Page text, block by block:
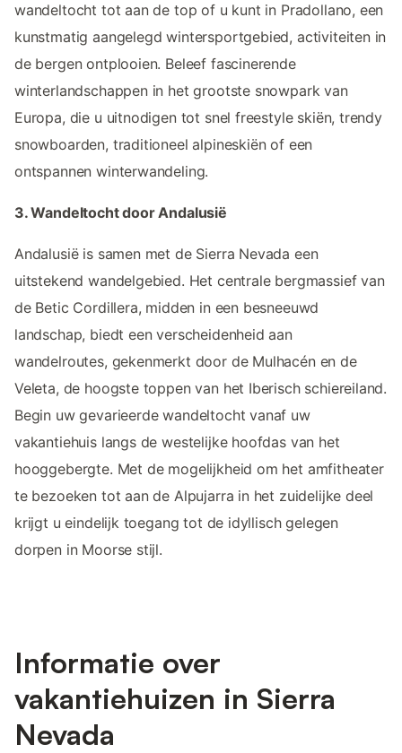
wandeltocht tot aan de top of u kunt in Pradollano, een
kunstmatig aangelegd wintersportgebied, activiteiten in
de bergen ontplooien. Beleef fascinerende
winterlandschappen in het grootste snowpark van
Europa, die u uitnodigen tot snel freestyle skiën, trendy
snowboarden, traditioneel alpineskiën of een
ontspannen winterwandeling.
3. Wandeltocht door Andalusië
Andalusië is samen met de Sierra Nevada een
uitstekend wandelgebied. Het centrale bergmassief van
de Betic Cordillera, midden in een besneeuwd
landschap, biedt een verscheidenheid aan
wandelroutes, gekenmerkt door de Mulhacén en de
Veleta, de hoogste toppen van het Iberisch schiereiland.
Begin uw gevarieerde wandeltocht vanaf uw
vakantiehuis langs de westelijke hoofdas van het
hooggebergte. Met de mogelijkheid om het amfitheater
te bezoeken tot aan de Alpujarra in het zuidelijke deel
krijgt u eindelijk toegang tot de idyllisch gelegen
dorpen in Moorse stijl.
Informatie over
vakantiehuizen in Sierra
Nevada